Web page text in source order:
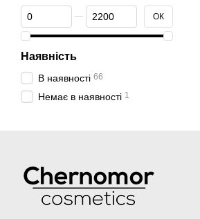
Від Ціна, грн
До Ціна, грн ОК
Наявність
В наявності 66
Немає в наявності 1